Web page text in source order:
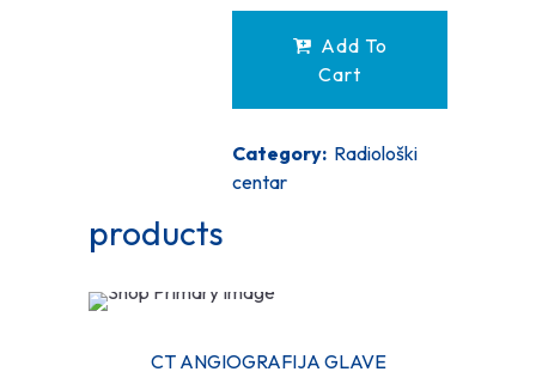
Add To
Cart
Category: Radiološki
centar
products
CT ANGIOGRAFIJA GLAVE